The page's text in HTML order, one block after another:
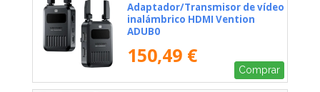
Adaptador/Transmisor de vídeo
inalámbrico HDMI Vention
ADUB0
150,49 €
Comprar